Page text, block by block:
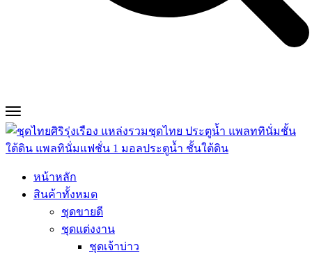
หน้าหลัก
สินค้าทั้งหมด
ชุดขายดี
ชุดแต่งงาน
ชุดเจ้าบ่าว